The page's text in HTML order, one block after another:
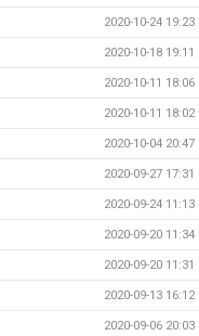
2020-10-24 19:23
2020-10-18 19:11
2020-10-11 18:06
2020-10-11 18:02
2020-10-04 20:47
2020-09-27 17:31
2020-09-24 11:13
2020-09-20 11:34
2020-09-20 11:31
2020-09-13 16:12
2020-09-06 20:03